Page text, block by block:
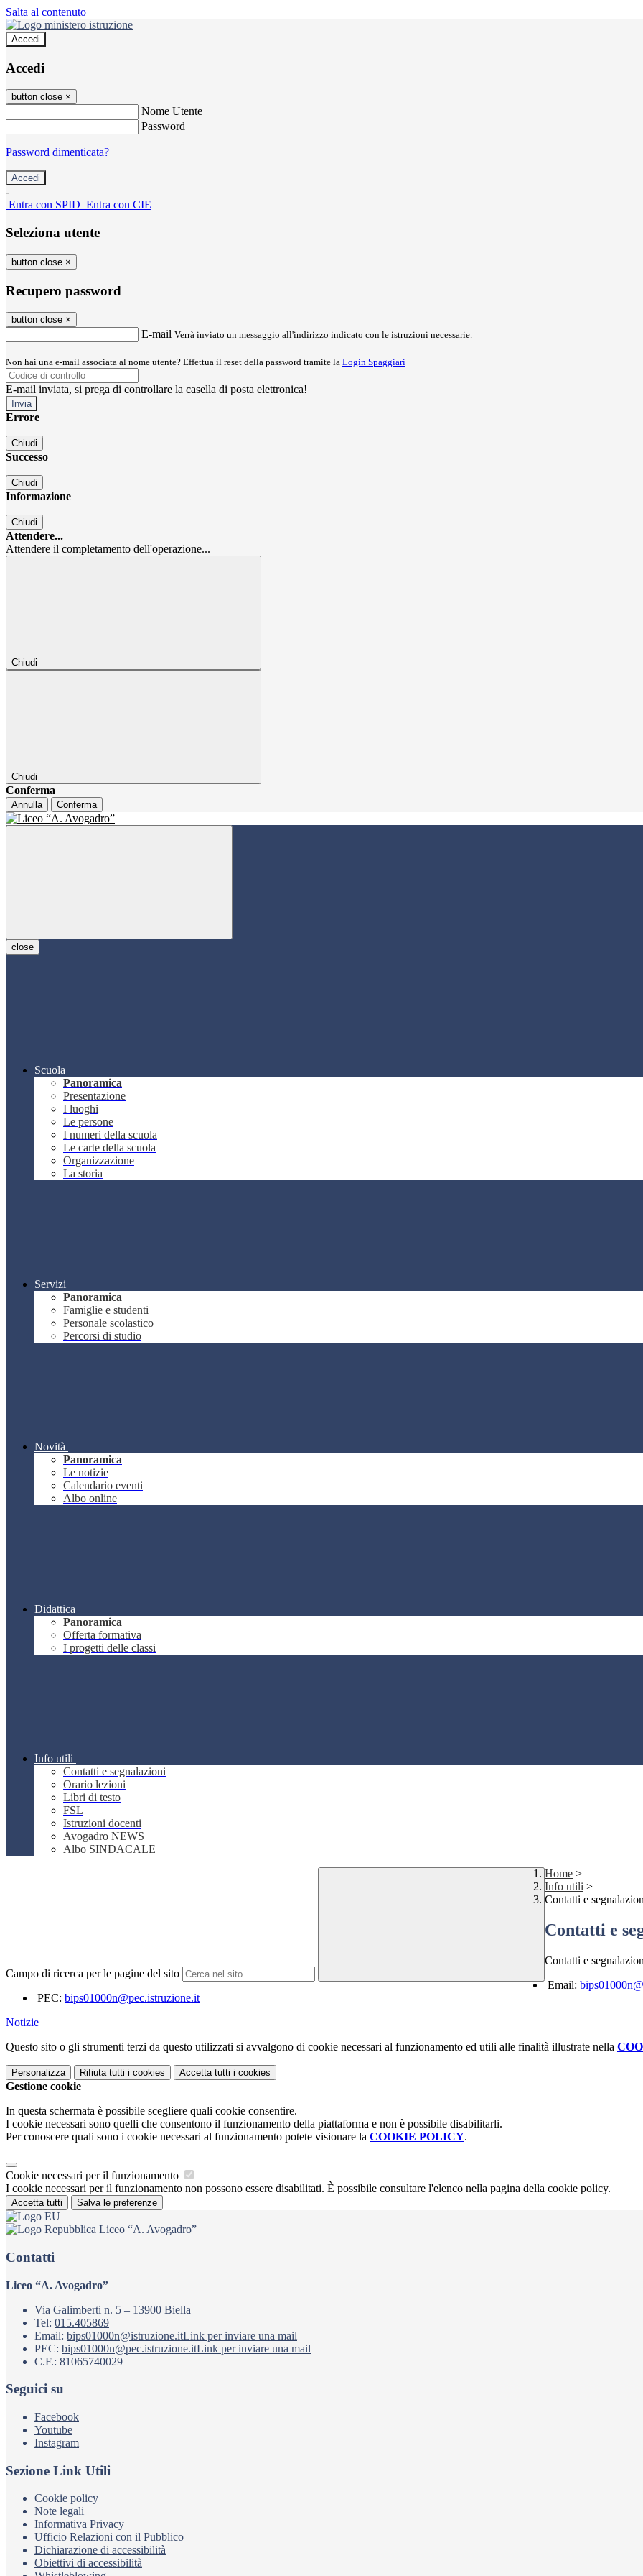
Salta al contenuto
Accedi
Accedi
button close ×
Nome Utente
Password
Password dimenticata?
-
Entra con SPID Entra con CIE
Seleziona utente
button close ×
Recupero password
button close ×
E-mail Verrà inviato un messaggio all'indirizzo indicato con le istruzioni necessarie.
Non hai una e-mail associata al nome utente? Effettua il reset della password tramite la Login Spaggiari
E-mail inviata, si prega di controllare la casella di posta elettronica!
Errore
Chiudi
Successo
Chiudi
Informazione
Chiudi
Attendere...
Attendere il completamento dell'operazione...
Chiudi
Chiudi
Conferma
Annulla Conferma
close
Scuola
Panoramica
Presentazione
I luoghi
Le persone
I numeri della scuola
Le carte della scuola
Organizzazione
La storia
Servizi
Panoramica
Famiglie e studenti
Personale scolastico
Percorsi di studio
Novità
Panoramica
Le notizie
Calendario eventi
Albo online
Didattica
Panoramica
Offerta formativa
I progetti delle classi
Info utili
Contatti e segnalazioni
Orario lezioni
Libri di testo
FSL
Istruzioni docenti
Avogadro NEWS
Albo SINDACALE
Campo di ricerca per le pagine del sito
Home >
Info utili >
Contatti e
Contatti e
Contatti e
Email:
PEC: bips01000n@pec.istruzione.it
Notizie
Questo sito o gli strumenti terzi da questo utilizzati si avvalgono di cookie necessari al funzionamento ed utili alle finalità illustrate nella
Personalizza Rifiuta tutti i cookies Accetta tutti i cookies
Gestione cookie
In questa schermata è possibile scegliere quali cookie consentire.
I cookie necessari sono quelli che consentono il funzionamento della piattaforma e non è possibile disabilitarli.
Per conoscere quali sono i cookie necessari al funzionamento potete visionare la COOKIE POLICY.
Cookie necessari per il funzionamento
I cookie necessari per il funzionamento non possono essere disabilitati. È possibile consultare l'elenco nella pagina della cookie policy.
Accetta tutti Salva le preferenze
Liceo “A. Avogadro”
Contatti
Liceo “A. Avogadro”
Via Galimberti n. 5 – 13900 Biella
Tel: 015.405869
Email: bips01000n@istruzione.itLink per inviare una mail
PEC: bips01000n@pec.istruzione.itLink per inviare una mail
C.F.: 81065740029
Seguici su
Facebook
Youtube
Instagram
Sezione Link Utili
Cookie policy
Note legali
Informativa Privacy
Ufficio Relazioni con il Pubblico
Dichiarazione di accessibilità
Obiettivi di accessibilità